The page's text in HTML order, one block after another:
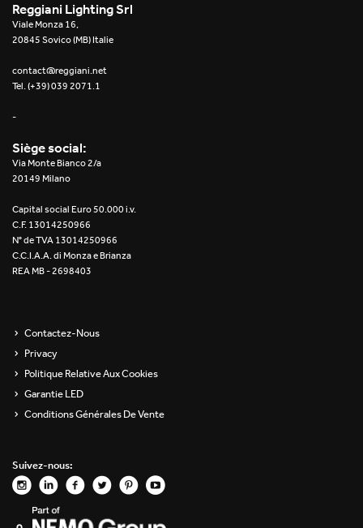
Envios IP66
Incline Dark Performance
Mosaico Easy-IOS
Re Low LED
Roll IOS
Unit 1X
Unit Channel
Unit Round
Yori Evo 48V
Yori Evo Box
Reggiani Lighting Srl
Viale Monza 16,
20845 Sovico (MB) Italie
contact@reggiani.net
Tel. (+39) 039 2071.1
-
Siège social:
Via Monte Bianco 2/a
20149 Milano
Capital social Euro 50.000 i.v.
C.F. 13014250966
N° de TVA 13014250966
C.C.I.A.A. di Monza e Brianza
REA MB - 2698403
Contactez-Nous
Privacy
Politique Relative Aux Cookies
Garantie LED
Conditions Générales De Vente
Suivez-nous: